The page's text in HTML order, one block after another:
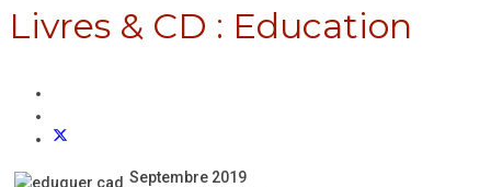
Livres & CD : Education
Septembre 2019